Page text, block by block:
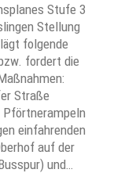
Stufe 3
Stellung
folgende
fordert die
Straße
einfahrenden
auf der
und…